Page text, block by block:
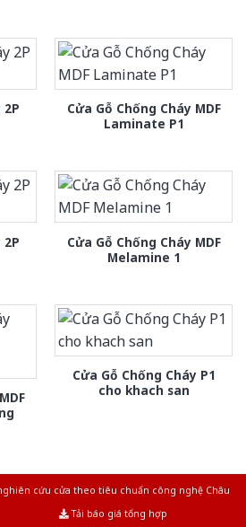
Cửa Gỗ Chống Cháy MDF
Laminate P1
Cửa Gỗ Chống Cháy MDF
Melamine 1
Cửa Gỗ Chống Cháy P1
cho khach san
cứu cửa theo tiêu chuẩn công nghệ Châu
Tải báo giá tổng hợp